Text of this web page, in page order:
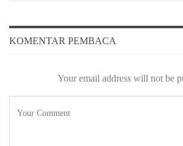
KOMENTAR PEMBACA
Your email address will not be